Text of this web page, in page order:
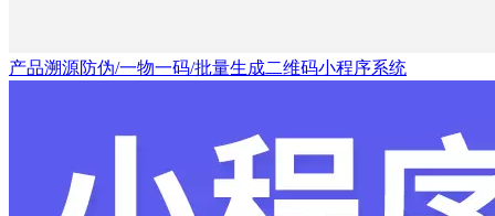
产品溯源防伪/一物一码/批量生成二维码小程序系统